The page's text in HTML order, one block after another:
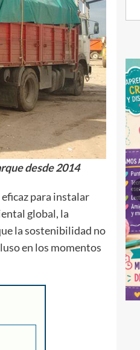
desde 2014
para instalar
global, la
la sostenibilidad no
en los momentos